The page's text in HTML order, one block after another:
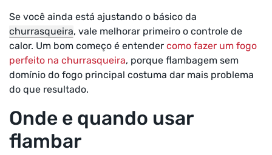
Se você ainda está ajustando o básico da
churrasqueira, vale melhorar primeiro o controle de
calor. Um bom começo é entender como fazer um fogo
perfeito na churrasqueira, porque flambagem sem
domínio do fogo principal costuma dar mais problema
do que resultado.
Onde e quando usar
flambar